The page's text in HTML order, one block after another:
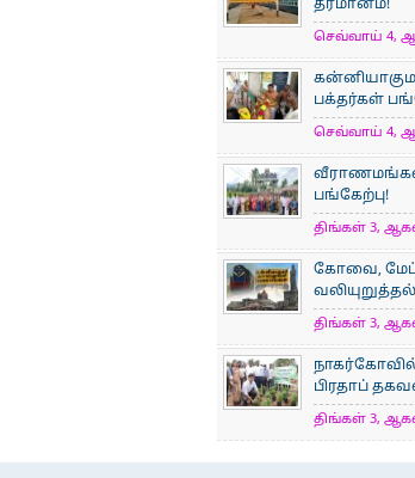
தீர்மானம்!
செவ்வாய் 4,
பக்தர்கள்
செவ்வாய் 4,
பங்கேற்பு!
திங்கள் 3,
கோவை,
திங்கள் 3,
நாகர்கோவில்
பிரதாப்
திங்கள் 3,